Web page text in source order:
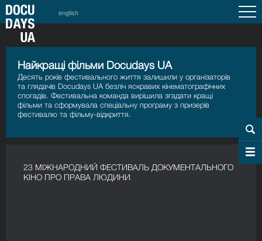
english
Найкращі фільми Docudays UA
Десять років фестивального життя залишили у організаторів
та глядачів Docudays UA безліч яскравих кінематографічних
спогадів. Фестивальна команда вирішила згадати кращі
фільми та сформувала спеціальну програму з призерів
фестивалю та фільму-відкриття.
23 МІЖНАРОДНИЙ ФЕСТИВАЛЬ ДОКУМЕНТАЛЬНОГО
КІНО ПРО ПРАВА ЛЮДИНИ